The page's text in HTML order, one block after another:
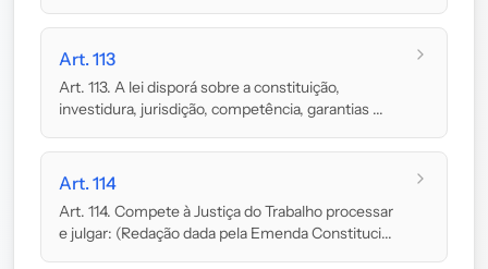
Art. 113
Art. 113. A lei disporá sobre a constituição,
investidura, jurisdição, competência, garantias ...
Art. 114
Art. 114. Compete à Justiça do Trabalho processar
e julgar: (Redação dada pela Emenda Constituci...